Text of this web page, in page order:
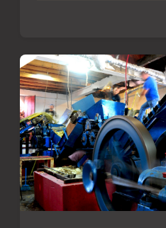
Madère accueillera pour la